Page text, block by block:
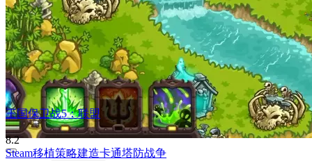
王国保卫战5：联盟
8.2
Steam移植策略建造卡通塔防战争